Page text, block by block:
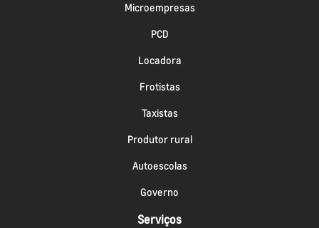
Microempresas
PCD
Locadora
Frotistas
Taxistas
Produtor rural
Autoescolas
Governo
Serviços